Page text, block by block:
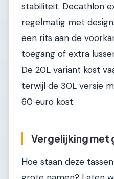
stabiliteit. Decathlon
regelmatig met
een rits aan de
toegang of extra
De 20L variant kost
terwijl de 30L versie
60 euro kost.
Vergelijking met
Hoe staan deze